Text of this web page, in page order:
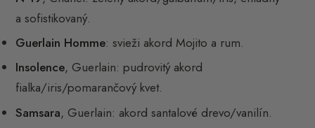
a sofistikovaný.
Guerlain Homme: svieži akord Mojito a rum.
Insolence, Guerlain: pudrovitý akord
fialka/iris/pomarančový kvet.
Samsara, Guerlain: akord santalové drevo/vanilín.